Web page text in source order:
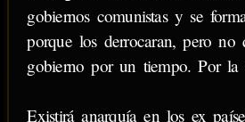
gobiernos comunistas y se
porque los derrocaran, pero no
gobierno por un tiempo. Por la
Existirá anarquía en los ex